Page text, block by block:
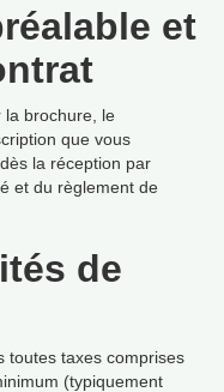
éalable et
la brochure, le
que vous
ès la réception par
é et du règlement de
és de
toutes taxes comprises
(typiquement